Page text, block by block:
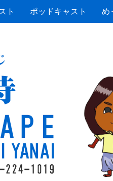
ト ポッドキャスト め